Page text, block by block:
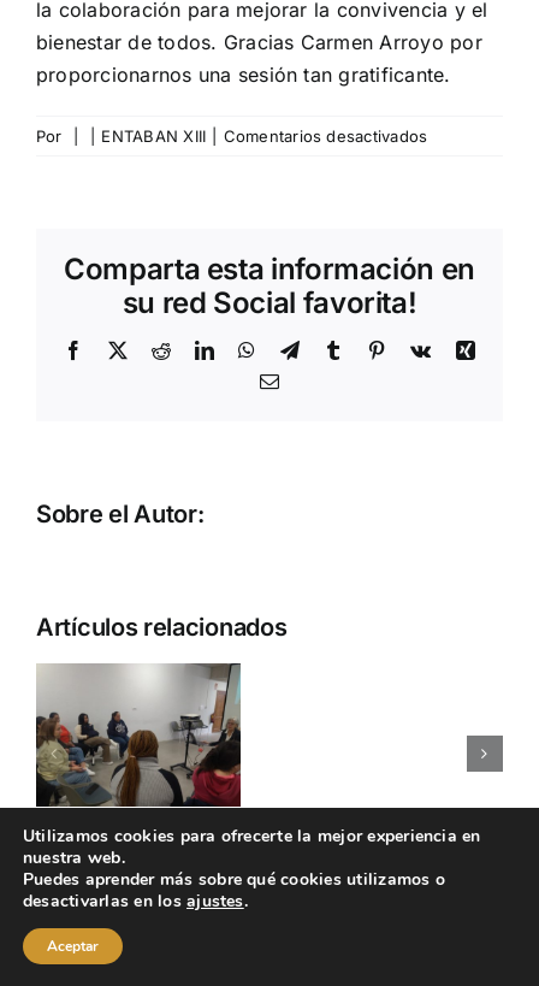
la colaboración para mejorar la convivencia y el
bienestar de todos. Gracias Carmen Arroyo por
proporcionarnos una sesión tan gratificante.
Por ENTABAN XIII Comentarios desactivadosen
conflictos
Comparta esta información en
su red Social favorita!
Facebook
X RedditLinkedInWhatsApp
TelegramTumblr Pinterest
Vk
Xing
Correo
Sobre el Autor:
Artículos relacionados
MAGICA
CIVI-
CIVIAC
LAS
SOCIALES
Aviso legal
Política de cookies
Política de privacidad
Programa organizado por el Instituto Aragonés de Empleo y financiado por el
Utilizamos cookies para ofrecerte la mejor experiencia en
nuestra web.
Puedes aprender más sobre qué cookies utilizamos o
desactivarlas en losajustes.
Aceptar